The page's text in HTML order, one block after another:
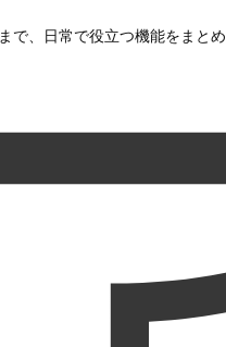
で、日常で役立つ機能をまと